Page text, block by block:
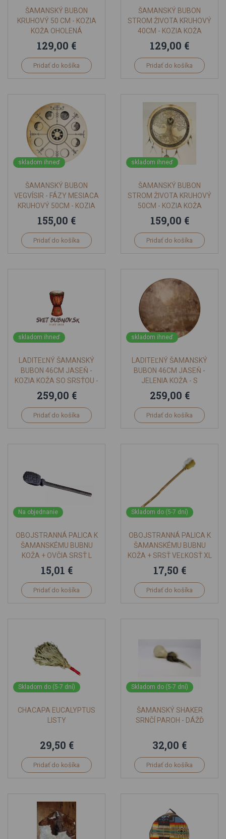
ŠAMANSKÝ BUBON
KRUHOVÝ 50 CM - KOZIA
KOŽA OHOLENÁ
129,00 €
Pridať do košíka
ŠAMANSKÝ BUBON
STROM ŽIVOTA KRUHOVÝ
40CM - KOZIA KOŽA
129,00 €
Pridať do košíka
skladom ihneď
ŠAMANSKÝ BUBON
VEGVÍSIR - FÁZY MESIACA
KRUHOVÝ 50CM - KOZIA
KOŽA
155,00 €
Pridať do košíka
skladom ihneď
ŠAMANSKÝ BUBON
STROM ŽIVOTA KRUHOVÝ
50CM - KOZIA KOŽA
159,00 €
Pridať do košíka
skladom ihneď
LADITEĽNÝ ŠAMANSKÝ
BUBON 46CM JASEŇ -
KOZIA KOŽA SO SRSŤOU -
S ENERGETICKÝM
KAMEŇOM- PETROVIČ
DRUMS
259,00 €
Pridať do košíka
skladom ihneď
LADITEĽNÝ ŠAMANSKÝ
BUBON 46CM JASEŇ -
JELENIA KOŽA - S
ENERGETICKÝM
KAMEŇOM- PETROVIČ
DRUMS
259,00 €
Pridať do košíka
Na objednanie
OBOJSTRANNÁ PALICA K
ŠAMANSKÉMU BUBNU
KOŽA + OVČIA SRSŤ L
15,01 €
Pridať do košíka
Skladom do (5-7 dní)
OBOJSTRANNÁ PALICA K
ŠAMANSKÉMU BUBNU
KOŽA + SRSŤ VEĽKOSŤ XL
17,50 €
Pridať do košíka
Skladom do (5-7 dní)
CHACAPA EUCALYPTUS
LISTY
29,50 €
Pridať do košíka
Skladom do (5-7 dní)
ŠAMANSKÝ SHAKER
SRNČÍ PAROH - DÁŽĎ
32,00 €
Pridať do košíka